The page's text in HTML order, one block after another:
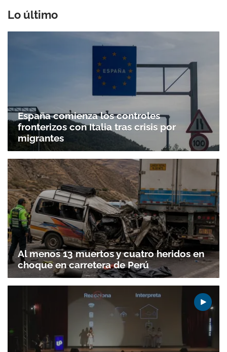
Lo último
España comienza los controles
fronterizos con Italia tras crisis por
migrantes
Al menos 13 muertos y cuatro heridos en
choque en carretera de Perú